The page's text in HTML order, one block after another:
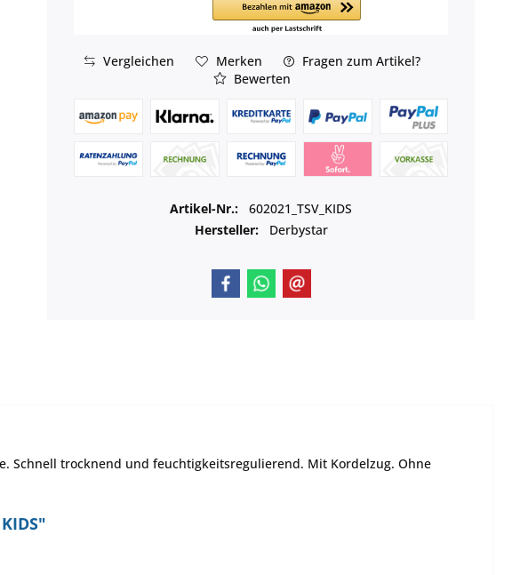
Vergleichen Merken
Fragen zum Artikel?
Bewerten
Artikel-Nr.:
602021_TSV_KIDS
Hersteller:
Derbystar
Schnell trocknend und feuchtigkeitsregulierend. Mit Kordelzug. Ohne